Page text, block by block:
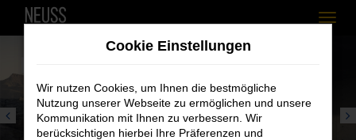
Zum
Cookie Einstellungen
Wir nutzen Cookies, um Ihnen die bestmögliche
Nutzung unserer Webseite zu ermöglichen und unsere
Kommunikation mit Ihnen zu verbessern. Wir
berücksichtigen hierbei Ihre Präferenzen und